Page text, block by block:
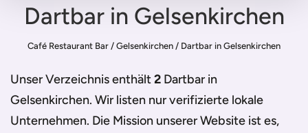
Dartbar in Gelsenkirchen
Café Restaurant Bar / Gelsenkirchen / Dartbar in Gelsenkirchen
Unser Verzeichnis enthält2 Dartbar in
Gelsenkirchen. Wir listen nur verifizierte lokale
Unternehmen. Die Mission unserer Website ist es,